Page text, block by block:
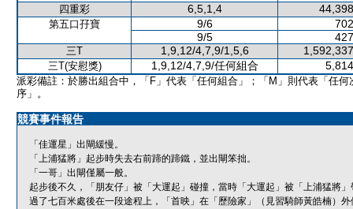
四重彩 6,5,1,4
第五口孖寶 9/6
9/5
三T 1,9,12/4,7,9/1,5,6
三T(安慰獎) 1,9,12/4,7,9/任何組合
派彩備註：於勝出組合中，「F」代表「任何組合」；「M」則代表「任何
序」。
競賽事件報告
「佳運星」出閘緩慢。
「上浦猛將」起步時失去右前蹄的蹄鐵，並出閘笨拙。
「一哥」出閘僅屬一般。
起步後不久，「朋友仔」被「大運起」碰撞，當時「大運起」被「上浦猛將
過了七百米處後在一段途程上，「首映」在「歷險家」（見習騎師黃皓楠）